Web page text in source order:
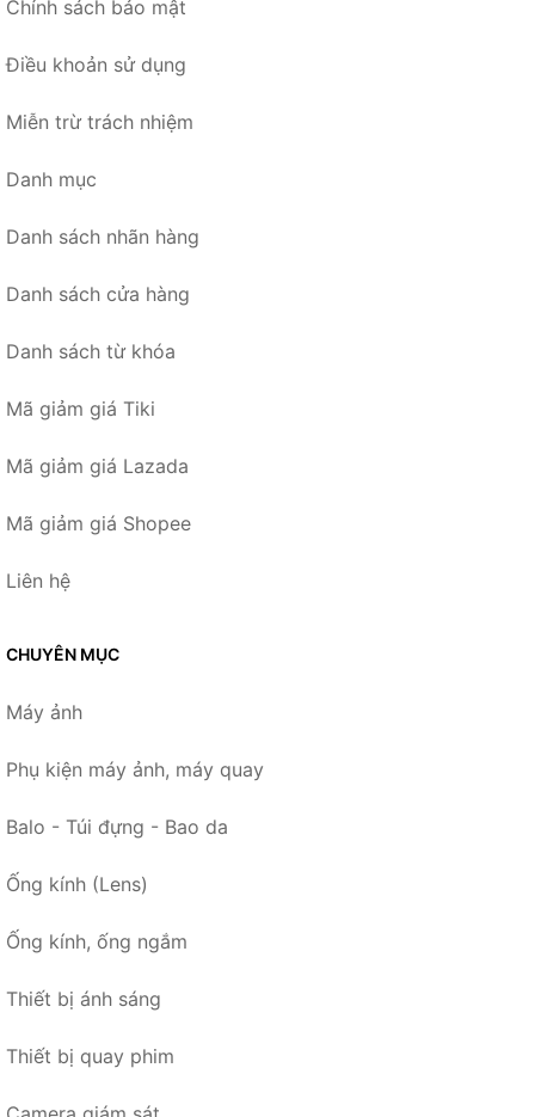
Chính sách bảo mật
Điều khoản sử dụng
Miễn trừ trách nhiệm
Danh mục
Danh sách nhãn hàng
Danh sách cửa hàng
Danh sách từ khóa
Mã giảm giá Tiki
Mã giảm giá Lazada
Mã giảm giá Shopee
Liên hệ
CHUYÊN MỤC
Máy ảnh
Phụ kiện máy ảnh, máy quay
Balo - Túi đựng - Bao da
Ống kính (Lens)
Ống kính, ống ngắm
Thiết bị ánh sáng
Thiết bị quay phim